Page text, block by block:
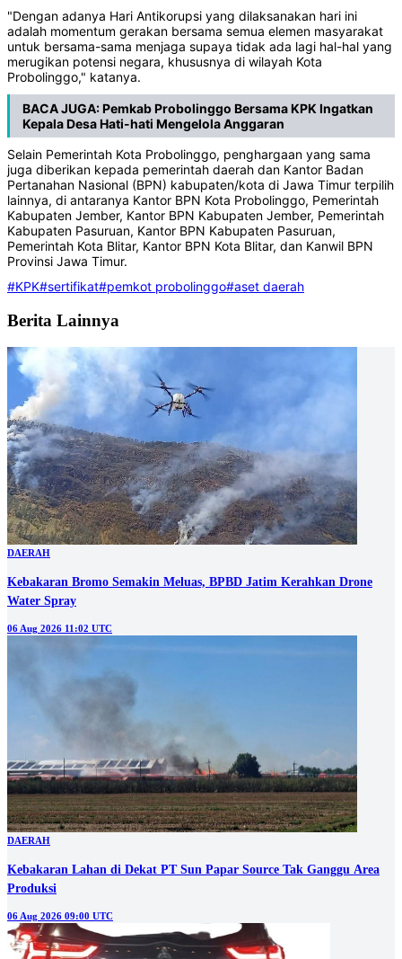
"Dengan adanya Hari Antikorupsi yang dilaksanakan hari ini
adalah momentum gerakan bersama semua elemen masyarakat
untuk bersama-sama menjaga supaya tidak ada lagi hal-hal yang
merugikan potensi negara, khususnya di wilayah Kota
Probolinggo," katanya.
BACA JUGA:Pemkab Probolinggo Bersama KPK Ingatkan
Kepala Desa Hati-hati Mengelola Anggaran
Selain Pemerintah Kota Probolinggo, penghargaan yang sama
juga diberikan kepada pemerintah daerah dan Kantor Badan
Pertanahan Nasional (BPN) kabupaten/kota di Jawa Timur terpilih
lainnya, di antaranya Kantor BPN Kota Probolinggo, Pemerintah
Kabupaten Jember, Kantor BPN Kabupaten Jember, Pemerintah
Kabupaten Pasuruan, Kantor BPN Kabupaten Pasuruan,
Pemerintah Kota Blitar, Kantor BPN Kota Blitar, dan Kanwil BPN
Provinsi Jawa Timur.
#KPK#sertifikat#pemkot probolinggo#aset daerah
Berita Lainnya
DAERAH
Kebakaran Bromo Semakin Meluas, BPBD Jatim Kerahkan Drone
Water Spray
06 Aug 2026 11:02 UTC
DAERAH
Kebakaran Lahan di Dekat PT Sun Papar Source Tak Ganggu Area
Produksi
06 Aug 2026 09:00 UTC